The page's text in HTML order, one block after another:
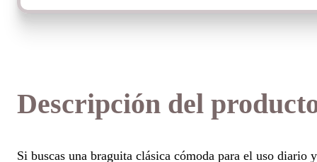
Descripción del
Si buscas una braguita clásica cómoda para el uso